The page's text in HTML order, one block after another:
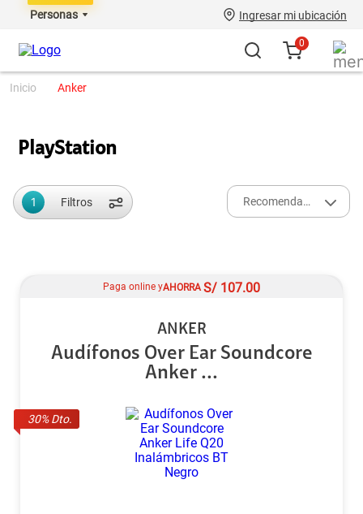
Personas Ingresar mi ubicación
0
anker
PlayStation
1 Filtros Recomendados
30% Dto.
Paga online yAHORRA S/ 107.00
ANKER
Audífonos Over Ear Soundcore
Anker ...